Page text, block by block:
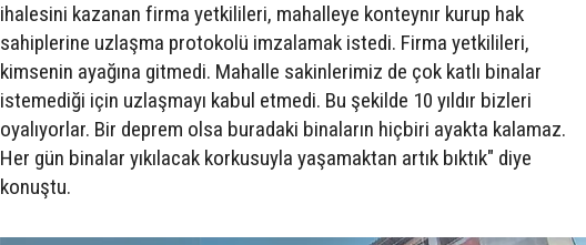
ihalesini kazanan firma yetkilileri, mahalleye konteynır kurup hak
sahiplerine uzlaşma protokolü imzalamak istedi. Firma yetkilileri,
kimsenin ayağına gitmedi. Mahalle sakinlerimiz de çok katlı binalar
istemediği için uzlaşmayı kabul etmedi. Bu şekilde 10 yıldır bizleri
oyalıyorlar. Bir deprem olsa buradaki binaların hiçbiri ayakta kalamaz.
Her gün binalar yıkılacak korkusuyla yaşamaktan artık bıktık" diye
konuştu.